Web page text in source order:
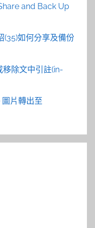
and Back Up
(35)如何分享及備份
除文中引註(in-
片轉出至